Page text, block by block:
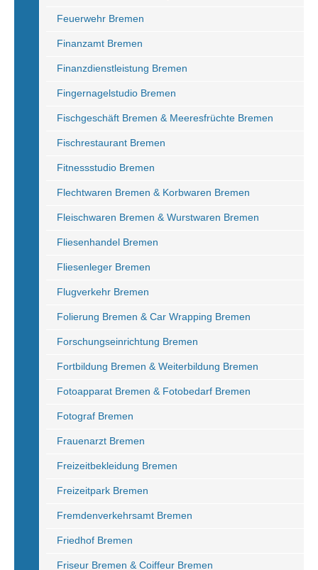
Feuerwehr Bremen
Finanzamt Bremen
Finanzdienstleistung Bremen
Fingernagelstudio Bremen
Fischgeschäft Bremen & Meeresfrüchte Bremen
Fischrestaurant Bremen
Fitnessstudio Bremen
Flechtwaren Bremen & Korbwaren Bremen
Fleischwaren Bremen & Wurstwaren Bremen
Fliesenhandel Bremen
Fliesenleger Bremen
Flugverkehr Bremen
Folierung Bremen & Car Wrapping Bremen
Forschungseinrichtung Bremen
Fortbildung Bremen & Weiterbildung Bremen
Fotoapparat Bremen & Fotobedarf Bremen
Fotograf Bremen
Frauenarzt Bremen
Freizeitbekleidung Bremen
Freizeitpark Bremen
Fremdenverkehrsamt Bremen
Friedhof Bremen
Friseur Bremen & Coiffeur Bremen